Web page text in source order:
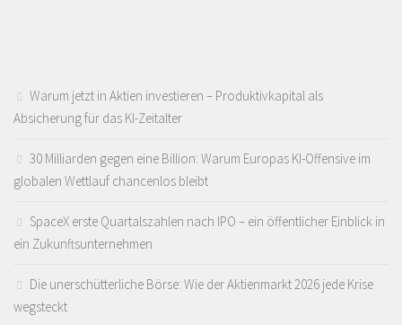
Warum jetzt in Aktien investieren – Produktivkapital als
Absicherung für das KI-Zeitalter
30 Milliarden gegen eine Billion: Warum Europas KI-Offensive im
globalen Wettlauf chancenlos bleibt
SpaceX erste Quartalszahlen nach IPO – ein öffentlicher Einblick in
ein Zukunftsunternehmen
Die unerschütterliche Börse: Wie der Aktienmarkt 2026 jede Krise
wegsteckt